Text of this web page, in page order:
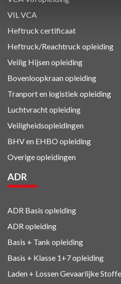
VIL VCA
Heftruck certificaat
Heftruck/Reachtruck opleiding
Veilig Hijsen opleiding
Bovenloopkraan opleiding
Tranport en logistiek opleiding
Luchtvrachtopleiding
Veiligheidsopleidingen
BHV en EHBO opleiding
Overige opleidingen
ADR
ADR Basis opleiding
ADR opleiding
Basis + Tank opleiding
Basis + Klasse 1+7opleiding
Laden + Lossen Gevaarlijke